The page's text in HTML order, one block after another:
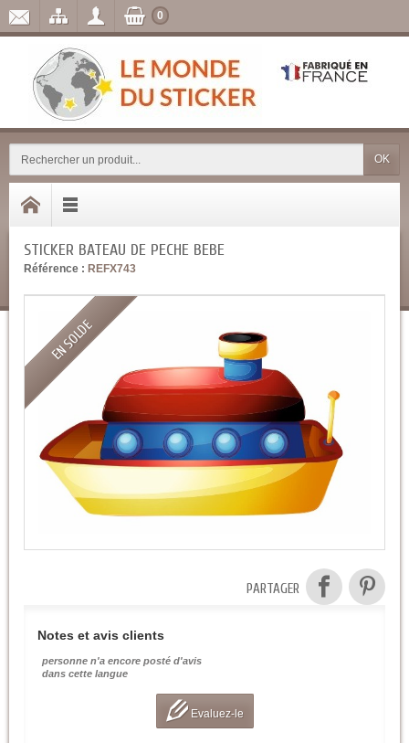
OK
0
STICKER BATEAU DE PECHE BEBE
Référence : REFX743
EN SOLDE
PARTAGER
Notes et avis clients
personne n'a encore posté d'avis
dans cette langue
Evaluez-le